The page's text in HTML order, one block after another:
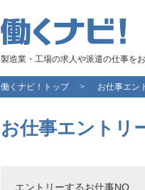
製造業・工場の求人や派遣の仕事を
働くナビ！トップ お仕事エン
お仕事エントリ
エントリーするお仕事NO.